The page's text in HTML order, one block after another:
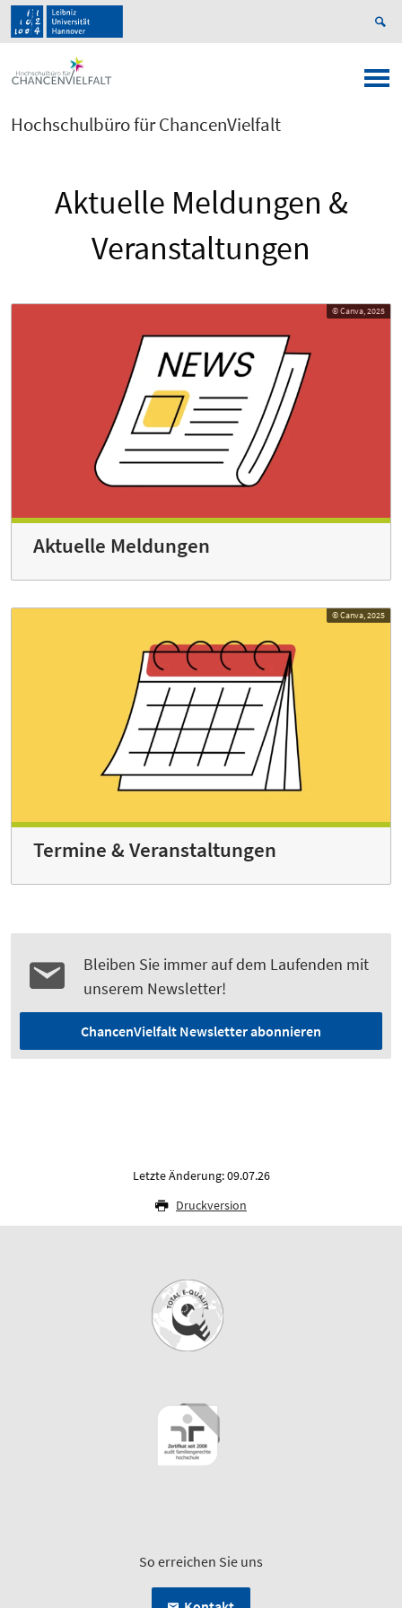
Hochschulbüro für ChancenVielfalt
Aktuelle Meldungen &
Veranstaltungen
© Canva, 2025
Aktuelle Meldungen
© Canva, 2025
Termine & Veranstaltungen
Bleiben Sie immer auf dem Laufenden mit
unserem Newsletter!
ChancenVielfalt Newsletter abonnieren
Letzte Änderung: 09.07.26
Druckversion
So erreichen Sie uns